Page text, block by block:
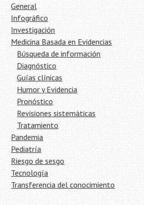
General
Infográfico
Investigación
Medicina Basada en Evidencias
Búsqueda de información
Diagnóstico
Guías clínicas
Humor y Evidencia
Pronóstico
Revisiones sistemáticas
Tratamiento
Pandemia
Pediatría
Riesgo de sesgo
Tecnología
Transferencia del conocimiento